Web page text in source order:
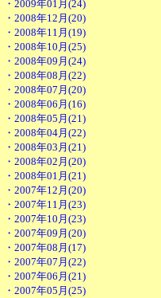
・2009年01月(24)
・2008年12月(20)
・2008年11月(19)
・2008年10月(25)
・2008年09月(24)
・2008年08月(22)
・2008年07月(20)
・2008年06月(16)
・2008年05月(21)
・2008年04月(22)
・2008年03月(21)
・2008年02月(20)
・2008年01月(21)
・2007年12月(20)
・2007年11月(23)
・2007年10月(23)
・2007年09月(20)
・2007年08月(17)
・2007年07月(22)
・2007年06月(21)
・2007年05月(25)